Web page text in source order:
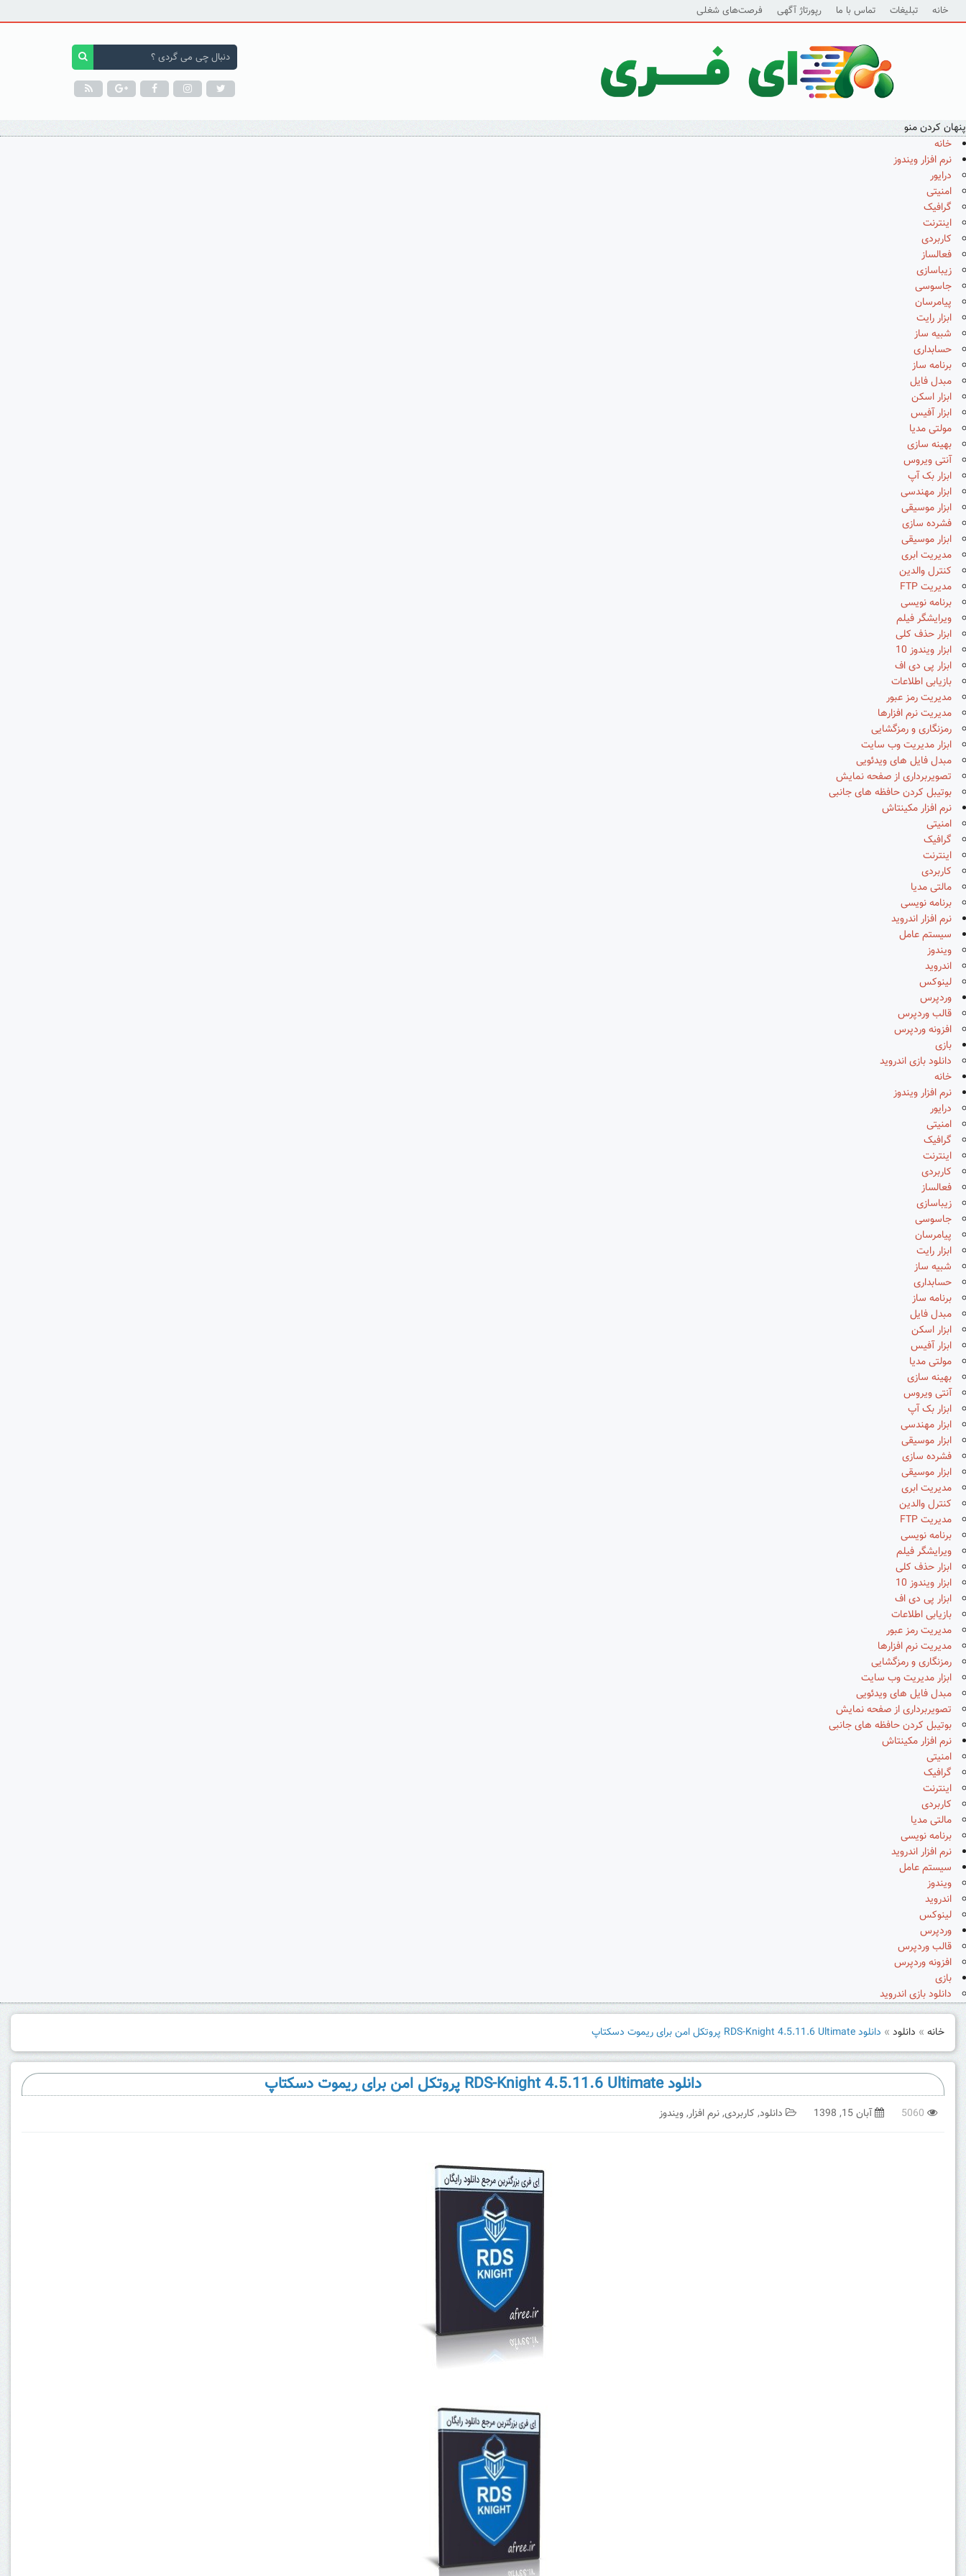
خانه تبلیغات تماس با ما رپورتاژ آگهی فرصت‌های شغلی
پنهان کردن منو
خانه
نرم افزار ویندوز
درایور
امنیتی
گرافیک
اینترنت
کاربردی
فعالساز
زیباسازی
جاسوسی
پیامرسان
ابزار رایت
شبیه ساز
حسابداری
برنامه ساز
مبدل فایل
ابزار اسکن
ابزار آفیس
مولتی مدیا
بهینه سازی
آنتی ویروس
ابزار بک آپ
ابزار مهندسی
ابزار موسیقی
فشرده سازی
ابزار موسیقی
مدیریت ابری
کنترل والدین
مدیریت FTP
برنامه نویسی
ویرایشگر فیلم
ابزار حذف کلی
ابزار ویندوز 10
ابزار پی دی اف
بازیابی اطلاعات
مدیریت رمز عبور
مدیریت نرم افزارها
رمزنگاری و رمزگشایی
ابزار مدیریت وب سایت
مبدل فایل های ویدئویی
تصویربرداری از صفحه نمایش
بوتیبل کردن حافظه های جانبی
نرم افزار مکینتاش
امنیتی
گرافیک
اینترنت
کاربردی
مالتی مدیا
برنامه نویسی
نرم افزار اندروید
سیستم عامل
ویندوز
اندروید
لینوکس
وردپرس
قالب وردپرس
افزونه وردپرس
بازی
دانلود بازی اندروید
خانه
نرم افزار ویندوز
درایور
امنیتی
گرافیک
اینترنت
کاربردی
فعالساز
زیباسازی
جاسوسی
پیامرسان
ابزار رایت
شبیه ساز
حسابداری
برنامه ساز
مبدل فایل
ابزار اسکن
ابزار آفیس
مولتی مدیا
بهینه سازی
آنتی ویروس
ابزار بک آپ
ابزار مهندسی
ابزار موسیقی
فشرده سازی
ابزار موسیقی
مدیریت ابری
کنترل والدین
مدیریت FTP
برنامه نویسی
ویرایشگر فیلم
ابزار حذف کلی
ابزار ویندوز 10
ابزار پی دی اف
بازیابی اطلاعات
مدیریت رمز عبور
مدیریت نرم افزارها
رمزنگاری و رمزگشایی
ابزار مدیریت وب سایت
مبدل فایل های ویدئویی
تصویربرداری از صفحه نمایش
بوتیبل کردن حافظه های جانبی
نرم افزار مکینتاش
امنیتی
گرافیک
اینترنت
کاربردی
مالتی مدیا
برنامه نویسی
نرم افزار اندروید
سیستم عامل
ویندوز
اندروید
لینوکس
وردپرس
قالب وردپرس
افزونه وردپرس
بازی
دانلود بازی اندروید
خانه » دانلود » دانلود RDS-Knight 4.5.11.6 Ultimate پروتکل امن برای ریموت دسکتاپ
دانلود RDS-Knight 4.5.11.6 Ultimate پروتکل امن برای ریموت دسکتاپ
5060 آبان 15, 1398 دانلود, کاربردی,نرم افزار,ویندوز